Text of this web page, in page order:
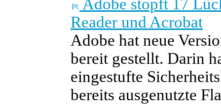
Adobe stopft 17
Reader und Acrobat
Adobe hat neue
bereit gestellt. Darin
eingestufte
bereits ausgenutzte